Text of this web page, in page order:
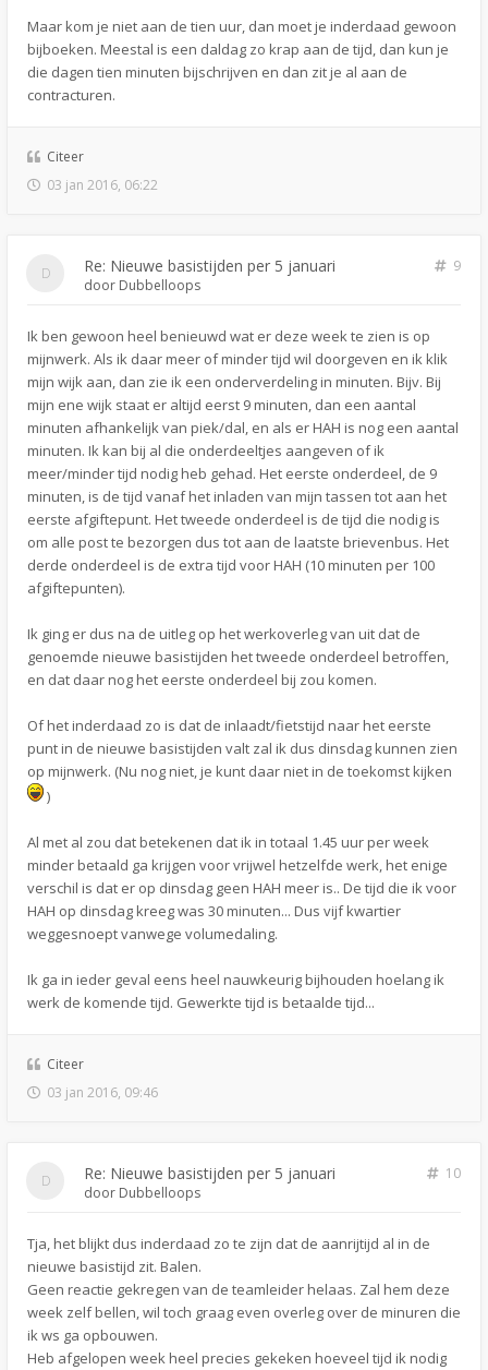
Maar kom je niet aan de tien uur, dan moet je inderdaad gewoon
bijboeken. Meestal is een daldag zo krap aan de tijd, dan kun je
die dagen tien minuten bijschrijven en dan zit je al aan de
contracturen.
Citeer
03 jan 2016, 06:22
Re: Nieuwe basistijden per 5 januari
9
door Dubbelloops
Ik ben gewoon heel benieuwd wat er deze week te zien is op
mijnwerk. Als ik daar meer of minder tijd wil doorgeven en ik klik
mijn wijk aan, dan zie ik een onderverdeling in minuten. Bijv. Bij
mijn ene wijk staat er altijd eerst 9 minuten, dan een aantal
minuten afhankelijk van piek/dal, en als er HAH is nog een aantal
minuten. Ik kan bij al die onderdeeltjes aangeven of ik
meer/minder tijd nodig heb gehad. Het eerste onderdeel, de 9
minuten, is de tijd vanaf het inladen van mijn tassen tot aan het
eerste afgiftepunt. Het tweede onderdeel is de tijd die nodig is
om alle post te bezorgen dus tot aan de laatste brievenbus. Het
derde onderdeel is de extra tijd voor HAH (10 minuten per 100
afgiftepunten).
Ik ging er dus na de uitleg op het werkoverleg van uit dat de
genoemde nieuwe basistijden het tweede onderdeel betroffen,
en dat daar nog het eerste onderdeel bij zou komen.
Of het inderdaad zo is dat de inlaadt/fietstijd naar het eerste
punt in de nieuwe basistijden valt zal ik dus dinsdag kunnen zien
op mijnwerk. (Nu nog niet, je kunt daar niet in de toekomst kijken
)
Al met al zou dat betekenen dat ik in totaal 1.45 uur per week
minder betaald ga krijgen voor vrijwel hetzelfde werk, het enige
verschil is dat er op dinsdag geen HAH meer is.. De tijd die ik voor
HAH op dinsdag kreeg was 30 minuten... Dus vijf kwartier
weggesnoept vanwege volumedaling.
Ik ga in ieder geval eens heel nauwkeurig bijhouden hoelang ik
werk de komende tijd. Gewerkte tijd is betaalde tijd...
Citeer
03 jan 2016, 09:46
Re: Nieuwe basistijden per 5 januari
10
door Dubbelloops
Tja, het blijkt dus inderdaad zo te zijn dat de aanrijtijd al in de
nieuwe basistijd zit. Balen.
Geen reactie gekregen van de teamleider helaas. Zal hem deze
week zelf bellen, wil toch graag even overleg over de minuren die
ik ws ga opbouwen.
Heb afgelopen week heel precies gekeken hoeveel tijd ik nodig